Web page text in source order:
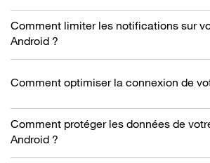
Comment limiter les notifications sur
Android ?
Comment optimiser la connexion de
Comment protéger les données de
Android ?